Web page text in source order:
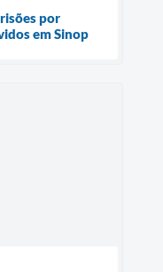
por
em Sinop